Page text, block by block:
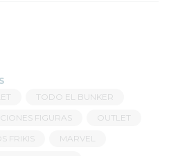
TODO EL BUNKER
FIGURAS
OUTLET
FRIKIS
MARVEL